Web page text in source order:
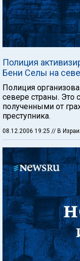
Полиция
Бени Селы на
Полиция
севере страны. Это
полученными от
преступника.
08.12.2006 19:25 // В